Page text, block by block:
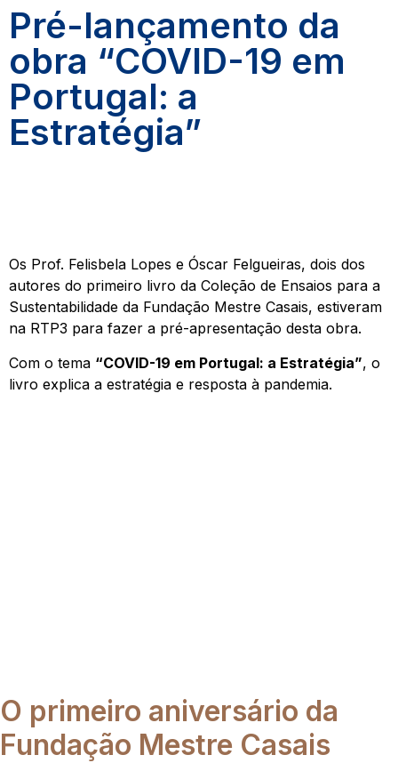
Pré-lançamento da
obra “COVID-19 em
Portugal: a
Estratégia”
Os Prof. Felisbela Lopes e Óscar Felgueiras, dois dos
autores do primeiro livro da Coleção de Ensaios para a
Sustentabilidade da Fundação Mestre Casais, estiveram
na RTP3 para fazer a pré-apresentação desta obra.
Com o tema “COVID-19 em Portugal: a Estratégia”, o
livro explica a estratégia e resposta à pandemia.
O primeiro aniversário da
Fundação Mestre Casais